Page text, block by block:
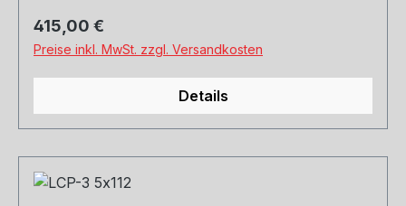
Regulärer Preis:
415,00 €
Preise inkl. MwSt. zzgl. Versandkosten
Details